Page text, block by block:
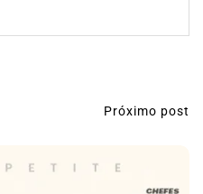
Próximo post